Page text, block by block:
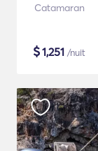
Catamaran
$1,251 /nuit